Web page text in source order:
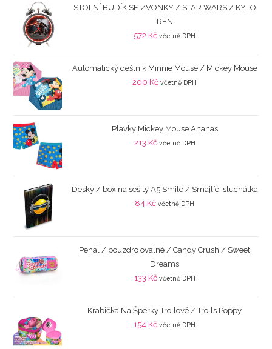
STOLNÍ BUDÍK SE ZVONKY / STAR WARS / KYLO
REN
572 Kč včetně DPH
Automatický deštník Minnie Mouse / Mickey Mouse
200 Kč včetně DPH
Plavky Mickey Mouse Ananas
213 Kč včetně DPH
Desky / box na sešity A5 Smile / Smajlíci sluchátka
84 Kč včetně DPH
Penál / pouzdro oválné / Candy Crush / Sweet
Dreams
133 Kč včetně DPH
Krabička Na Šperky Trollové / Trolls Poppy
154 Kč včetně DPH